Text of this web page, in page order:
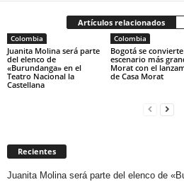
Artículos relacionados
Colombia
Juanita Molina será parte
del elenco de
«Burundanga» en el
Teatro Nacional la
Castellana
Colombia
Bogotá se
escenario más
Morat con el
de Casa Morat
Recientes
Juanita Molina será parte del elenco de